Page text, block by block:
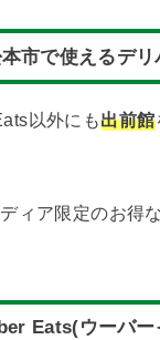
本市で使えるデ
以外にも出前館
ィア限定のお得
Eats(ウーバ